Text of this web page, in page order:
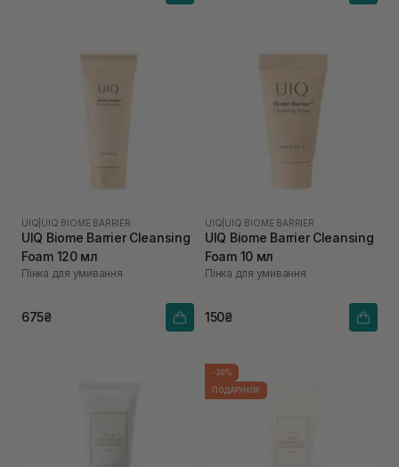
UIQ UIQ BIOME BARRIER
UIQ Biome Barrier Cleansing
Foam 120 мл
Пінка для умивання
675₴
UIQ UIQ BIOME BARRIER
UIQ Biome Barrier Cleansing
Foam 10 мл
Пінка для умивання
150₴
-20%
ПОДАРУНОК